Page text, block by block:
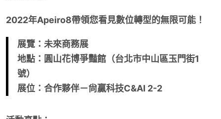
關於我們
下載白皮書
2022年Apeiro8帶領您看見數位轉型的無限可能！
展覽：未來商務展
地點：圓山花博爭豔館（台北市中山區玉門街1
號）
展位：合作夥伴－尙贏科技C&AI 2-2